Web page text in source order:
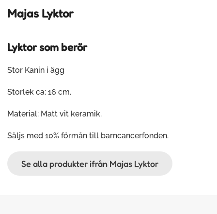
Majas Lyktor
Lyktor som berör
Stor Kanin i ägg
Storlek ca: 16 cm.
Material: Matt vit keramik.
Säljs med 10% förmån till barncancerfonden.
Se alla produkter ifrån Majas Lyktor